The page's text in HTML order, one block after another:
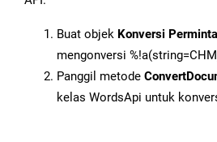
Buat objek Konversi
mengonversi
Panggil metode
kelas WordsApi untuk